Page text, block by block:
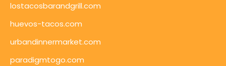
lostacosbarandgrill.com
huevos-tacos.com
urbandinnermarket.com
paradigmtogo.com